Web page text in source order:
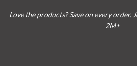
Love the products? Save on every order.
2M+